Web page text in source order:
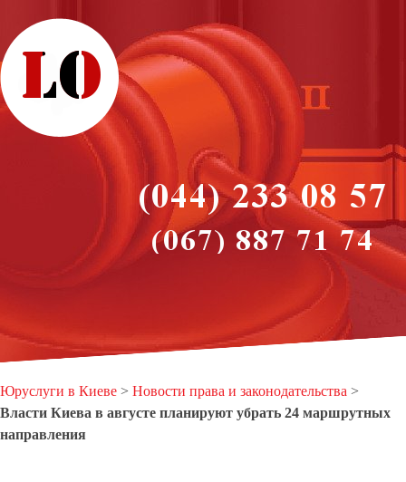
Юруслуги в Киеве > Новости права и законодательства >
Власти Киева в августе планируют убрать 24 маршрутных
направления